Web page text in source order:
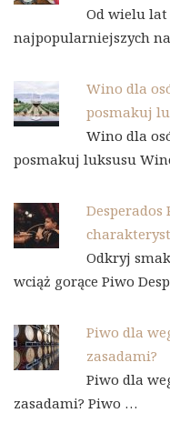
Od wielu
najpopularniejszych
Wino dla
posmakuj
Wino dla
posmakuj luksusu
Odkryj
wciąż gorące Piwo
Piwo dla
zasadami?
Piwo dla
zasadami? Piwo …